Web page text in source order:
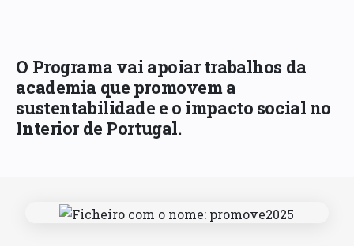
O Programa vai apoiar trabalhos da
academia que promovem a
sustentabilidade e o impacto social no
Interior de Portugal.